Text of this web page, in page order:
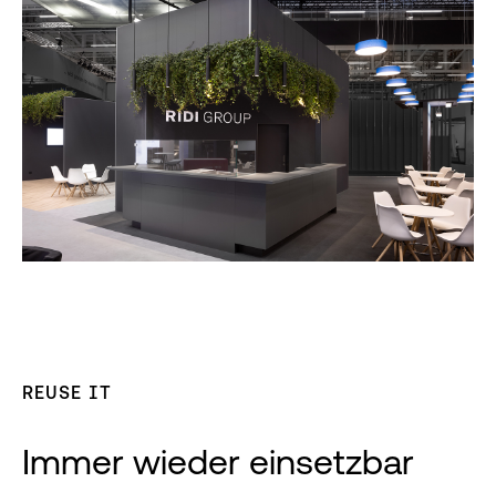
REUSE IT
Immer wieder einsetzbar